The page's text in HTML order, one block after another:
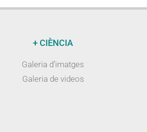
+ CIÈNCIA
Galeria d’imatges
Galeria de videos